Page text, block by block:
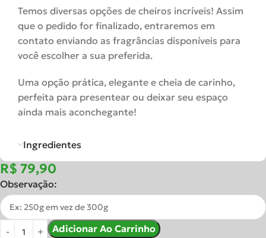
Temos diversas opções de cheiros incríveis! Assim
que o pedido for finalizado, entraremos em
contato enviando as fragrâncias disponíveis para
você escolher a sua preferida.
Uma opção prática, elegante e cheia de carinho,
perfeita para presentear ou deixar seu espaço
ainda mais aconchegante!
Ingredientes
R$
Observação:
Adicionar Ao Carrinho